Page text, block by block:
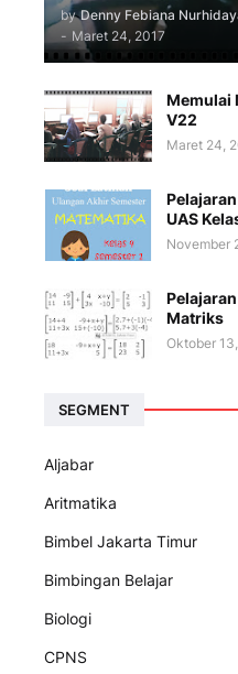
by Denny Febiana
- Maret 24, 2017
Memulai
V22
Maret 24,
UAS
November
Matriks
Oktober
SEGMENT
Aljabar
Aritmatika
Bimbel Jakarta Timur
Bimbingan Belajar
Biologi
CPNS